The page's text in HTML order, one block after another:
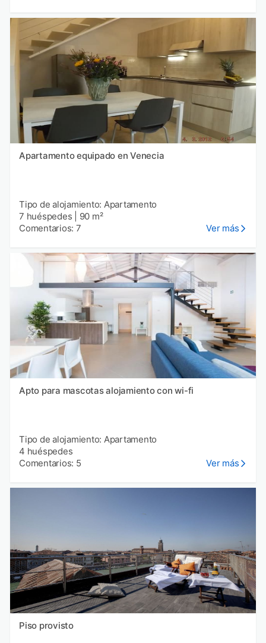
Apartamento equipado en Venecia
Tipo de alojamiento: Apartamento
7 huéspedes
90 m²
Comentarios: 7
Ver más
Apto para mascotas alojamiento con wi-fi
Tipo de alojamiento: Apartamento
4 huéspedes
Comentarios: 5
Ver más
Piso provisto